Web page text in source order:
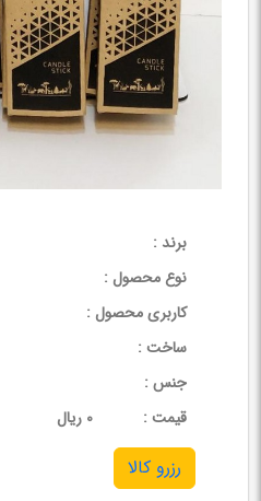
برند :
نوع محصول :
کاربری محصول :
ساخت :
جنس :
قيمت :
0 ریال
رزرو کالا